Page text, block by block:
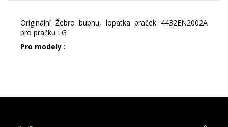
Originální Žebro bubnu, lopatka praček 4432EN2002A
pro pračku LG
Pro modely :